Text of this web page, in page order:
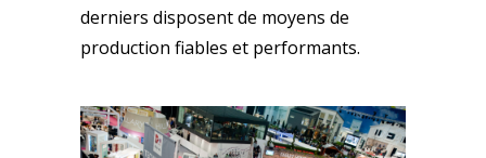
derniers disposent de moyens de
production fiables et performants.